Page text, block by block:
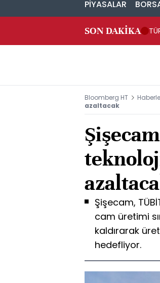
PİYASALAR
SON DAKİKA
Bloomberg HT
azaltacak
Şişecam,
cam üretimi
kaldırarak
hedefliyor.